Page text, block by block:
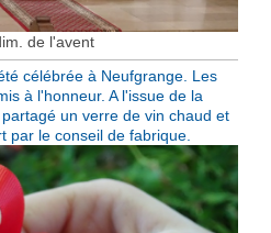
de l'avent
célébrée à Neufgrange. Les
à l'honneur. A l'issue de la
un verre de vin chaud et
par le conseil de fabrique.